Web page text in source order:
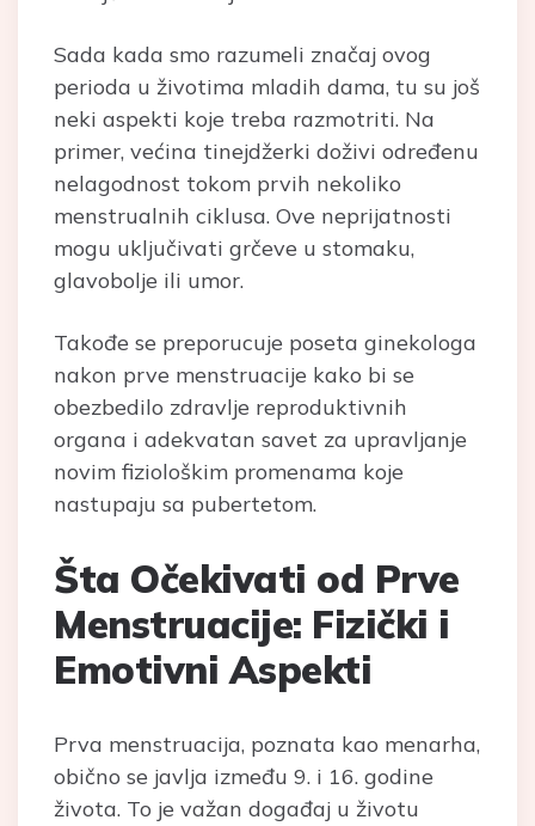
Sada kada smo razumeli značaj ovog
perioda u životima mladih dama, tu su još
neki aspekti koje treba razmotriti. Na
primer, većina tinejdžerki doživi određenu
nelagodnost tokom prvih nekoliko
menstrualnih ciklusa. Ove neprijatnosti
mogu uključivati grčeve u stomaku,
glavobolje ili umor.
Takođe se preporucuje poseta ginekologa
nakon prve menstruacije kako bi se
obezbedilo zdravlje reproduktivnih
organa i adekvatan savet za upravljanje
novim fiziološkim promenama koje
nastupaju sa pubertetom.
Šta Očekivati od Prve
Menstruacije: Fizički i
Emotivni Aspekti
Prva menstruacija, poznata kao menarha,
obično se javlja između 9. i 16. godine
života. To je važan događaj u životu